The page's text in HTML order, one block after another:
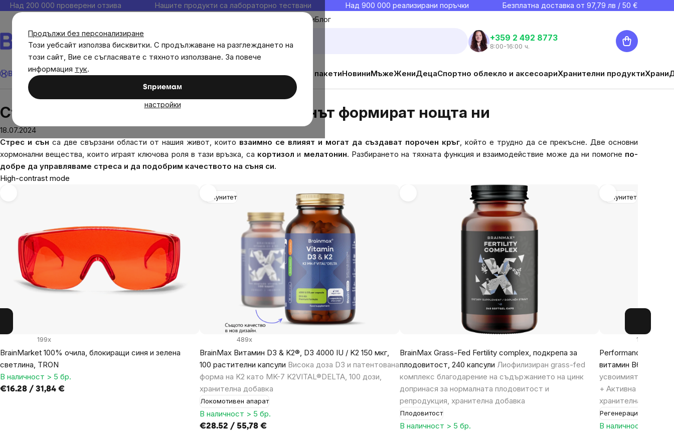
Продължи без персонализиране
Този уебсайт използва бисквитки. С продължаване на разглеждането на
този сайт, Вие се съгласявате с тяхното използване. За повече
информация тук.
Sпpиeмaм
настройки
Прескочи
към
съдържанието
Над 200 000 проверени отзива Нашите продукти са лабораторно тествани Над 900 000 реализирани поръчки Безплатна доставка от 97,79 лв / 50 €
Моите любимиБлог
+359 2 492 8773
8:00-16:00 ч.
Количка
Brainmax Имунитет Акции💪 WomenPowerЦелиДиетични добавкиИзгодни пакетиНовиниМъжеЖениДецаСпортно облекло и аксесоариХранителни продуктиХрани
Стрес и сън: Как кортизолът и мелатонинът формират нощта ни
Стрес и сън: Как кортизолът и мелатонинът формират нощта ни
18.07.2024
Стрес и сън са две свързани области от нашия живот, които взаимно се влияят и могат да създават порочен кръг, който е трудно да се прекъсне. Две основни
хормонални вещества, които играят ключова роля в тази връзка, са кортизол и мелатонин. Разбирането на тяхната функция и взаимодействие може да ни помогне по-
добре да управляваме стреса и да подобрим качеството на съня си.
High-contrast mode
BrainMarket 100% очила, блокиращи синя и зелена
светлина, TRON
199x
В наличност > 5 бр.
€16.28 / 31,84 €
Имунитет
BrainMax Витамин D3 & K2®, D3 4000 IU / K2 150 мкг,
100 растителни капсули Висока доза D3 и патентована
форма на K2 като MK-7 K2VITAL®DELTA, 100 дози,
хранителна добавка
Локомотивен апарат
489x
В наличност > 5 бр.
€28.52 / 55,78 €
BrainMax Grass-Fed Fertility complex, подкрепа за
плодовитост, 240 капсули Лиофилизиран grass-fed
комплекс благодарение на съдържанието на цинк
допринася за нормалната плодовитост и
репродукция, хранителна добавка
Плодовитост
В наличност > 5 бр.
Имунитет
Performance
витамин B6 P5P,
усвоимият
+ Активна форма
хранителна добавка
Регенерация
1148x
В наличност > 5 бр.